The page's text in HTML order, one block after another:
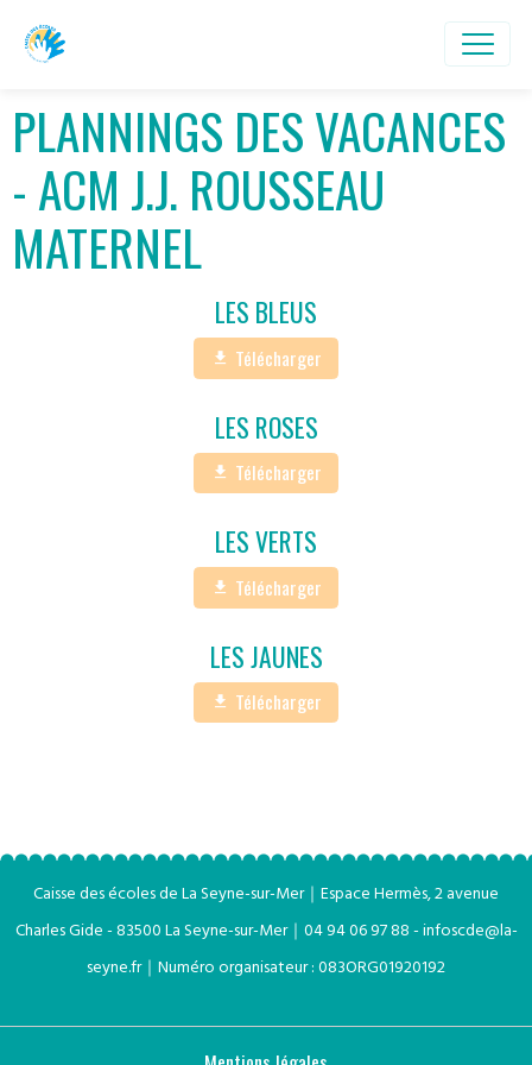
PLANNINGS DES VACANCES
- ACM J.J. ROUSSEAU
MATERNEL
LES BLEUS
Télécharger
LES ROSES
Télécharger
LES VERTS
Télécharger
LES JAUNES
Télécharger
Caisse des écoles de La Seyne-sur-Mer｜Espace Hermès, 2 avenue
Charles Gide - 83500 La Seyne-sur-Mer｜ 04 94 06 97 88 - infoscde@la-
seyne.fr｜ Numéro organisateur : 083ORG01920192